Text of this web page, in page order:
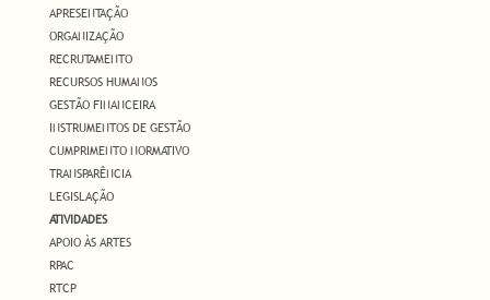
APRESENTAÇÃO
ORGANIZAÇÃO
RECRUTAMENTO
RECURSOS HUMANOS
GESTÃO FINANCEIRA
INSTRUMENTOS DE GESTÃO
CUMPRIMENTO NORMATIVO
TRANSPARÊNCIA
LEGISLAÇÃO
ATIVIDADES
APOIO ÀS ARTES
RPAC
RTCP